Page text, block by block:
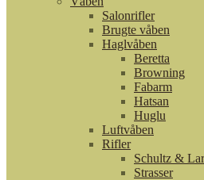
Salonrifler
Brugte våben
Haglvåben
Beretta
Browning
Fabarm
Hatsan
Huglu
Luftvåben
Rifler
Schultz &
Strasser